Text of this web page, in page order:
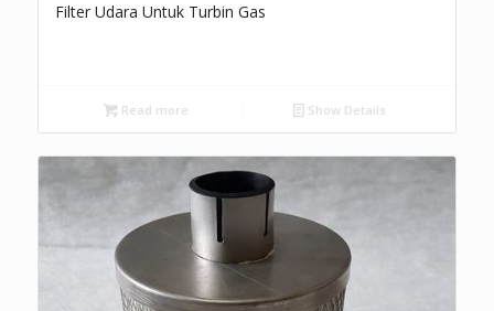
Filter Udara Untuk Turbin Gas
Read more Show Details